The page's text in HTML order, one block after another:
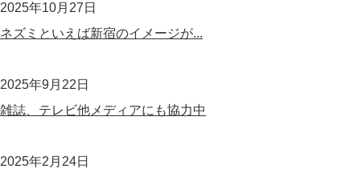
ゲ
ー
ョ
ン
2025年10月27日
ネズミといえば新宿のイメージが...
2025年9月22日
雑誌、テレビ他メディアにも協力中
2025年2月24日